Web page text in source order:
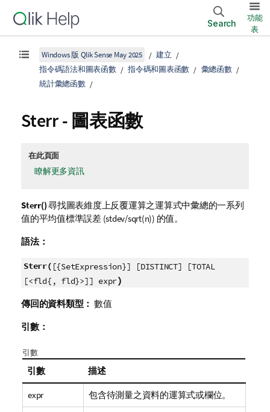
Search
功能
表
Windows 版 Qlik Sense May 2025
建立
指令碼語法和圖表函數
指令碼和圖表函數
彙總函數
統計彙總函數
Sterr- 圖表函數
在此頁面
瞭解更多資訊
Sterr()尋找圖表維度上反覆運算之運算式中彙總的一系列
值的平均值標準誤差 (stdev/sqrt(n)) 的值。
語法：
Sterr( [{SetExpression}] [DISTINCT] [TOTAL
[<fld{, fld}>]] expr)
傳回的資料類型： 數值
引數：
引數
引數 描述
expr 包含待測量之資料的運算式或欄位。